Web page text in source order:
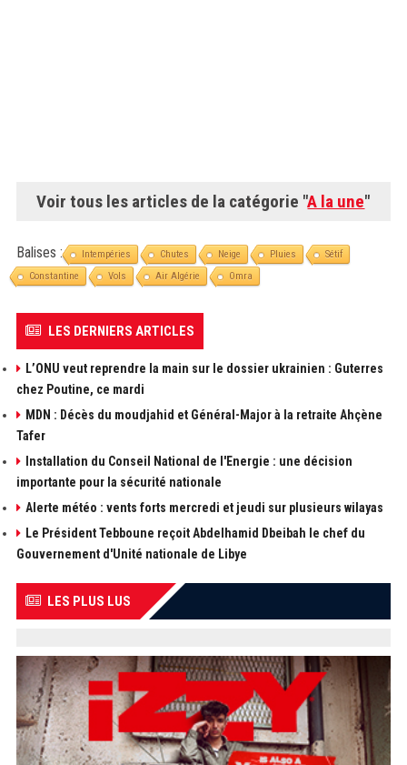
Voir tous les articles de la catégorie "A la une"
Balises : Intempéries Chutes Neige Pluies
Sétif
Constantine
Vols Air Algérie Omra
LES DERNIERS ARTICLES
L’ONU veut reprendre la main sur le dossier ukrainien : Guterres
chez Poutine, ce mardi
MDN : Décès du moudjahid et Général-Major à la retraite Ahçène
Tafer
Installation du Conseil National de l'Energie : une décision
importante pour la sécurité nationale
Alerte météo : vents forts mercredi et jeudi sur plusieurs wilayas
Le Président Tebboune reçoit Abdelhamid Dbeibah le chef du
Gouvernement d'Unité nationale de Libye
LES PLUS LUS